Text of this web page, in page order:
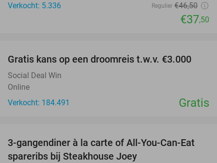
Verkocht: 5.336 Regulier €46,50
€37,50
Gratis kans op een droomreis t.w.v. €3.000
Social Deal Win
Online
Verkocht: 184.491
Gratis
32%
3-gangendiner à la carte of All-You-Can-Eat
spareribs bij Steakhouse Joey